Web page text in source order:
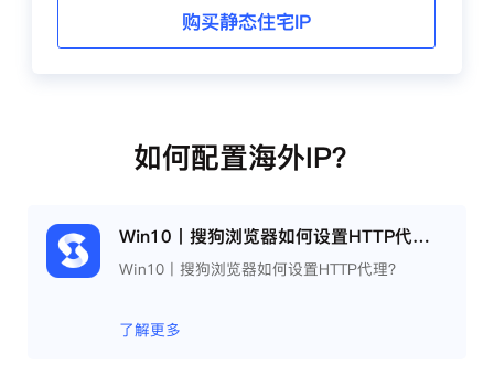
购买静态住宅IP
如何配置海外IP？
Win10丨搜狗浏览器如何设置HTTP代理？
Win10丨搜狗浏览器如何设置HTTP代理？
了解更多